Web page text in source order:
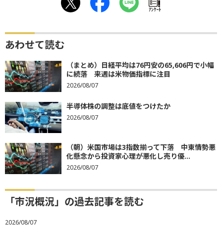
ｱﾝｹｰﾄ
あわせて読む
（まとめ）日経平均は76円安の65,606円で小幅
に続落 来週は米物価指標に注目
2026/08/07
半導体株の調整は底値をつけたか
2026/08/07
（朝）米国市場は3指数揃って下落 中東情勢悪
化懸念から投資家心理が悪化し売り優...
2026/08/07
「市況概況」の過去記事を読む
2026/08/07